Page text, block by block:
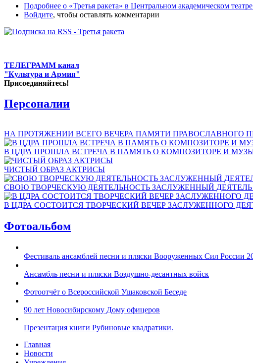
Подробнее о «Третья ракета» в Центральном академическом
Войдите, чтобы оставлять комментарии
ТЕЛЕГРАММ канал
"Культура и Армия"
Присоединяйтесь!
Персоналии
НА ПРОТЯЖЕНИИ ВСЕГО ВЕЧЕРА ПАМЯТИ ПРАВОСЛАВНОГО
В ЦДРА ПРОШЛА ВСТРЕЧА В ПАМЯТЬ О КОМПОЗИТОРЕ И
ЧИСТЫЙ ОБРАЗ АКТРИСЫ
СВОЮ ТВОРЧЕСКУЮ ДЕЯТЕЛЬНОСТЬ ЗАСЛУЖЕННЫЙ
В ЦДРА СОСТОИТСЯ ТВОРЧЕСКИЙ ВЕЧЕР ЗАСЛУЖЕННОГО
Фотоальбом
Фестиваль ансамблей песни и пляски Вооруженных Сил России
Ансамбль песни и пляски Воздушно-десантных войск
Фотоотчёт о Всероссийской Ушаковской Беседе
90 лет Новосибирскому Дому офицеров
Презентация книги Рубиновые квадратики.
Главная
Новости